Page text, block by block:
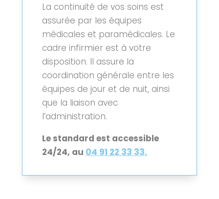
La continuité de vos soins est
assurée par les équipes
médicales et paramédicales. Le
cadre infirmier est à votre
disposition. Il assure la
coordination générale entre les
équipes de jour et de nuit, ainsi
que la liaison avec
l’administration.
Le standard est accessible
24/24, au 04 91 22 33 33.